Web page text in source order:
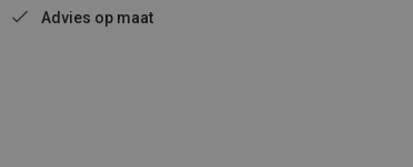
Advies op maat